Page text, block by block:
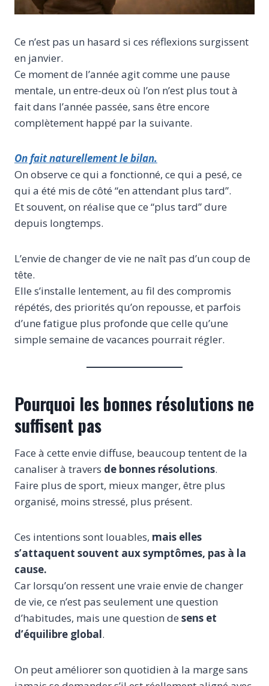
Ce n’est pas un hasard si ces réflexions surgissent
en janvier.
Ce moment de l’année agit comme une pause
mentale, un entre-deux où l’on n’est plus tout à
fait dans l’année passée, sans être encore
complètement happé par la suivante.
On fait naturellement le bilan.
On observe ce qui a fonctionné, ce qui a pesé, ce
qui a été mis de côté “en attendant plus tard”.
Et souvent, on réalise que ce “plus tard” dure
depuis longtemps.
L’envie de changer de vie ne naît pas d’un coup de
tête.
Elle s’installe lentement, au fil des compromis
répétés, des priorités qu’on repousse, et parfois
d’une fatigue plus profonde que celle qu’une
simple semaine de vacances pourrait régler.
Pourquoi les bonnes résolutions ne
suffisent pas
Face à cette envie diffuse, beaucoup tentent de la
canaliser à travers de bonnes résolutions.
Faire plus de sport, mieux manger, être plus
organisé, moins stressé, plus présent.
Ces intentions sont louables, mais elles
s’attaquent souvent aux symptômes, pas à la
cause.
Car lorsqu’on ressent une vraie envie de changer
de vie, ce n’est pas seulement une question
d’habitudes, mais une question de sens et
d’équilibre global.
On peut améliorer son quotidien à la marge sans